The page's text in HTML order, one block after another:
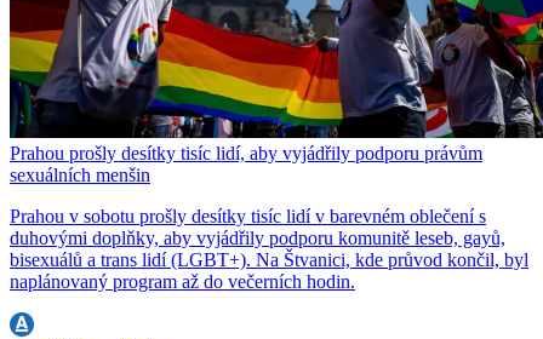
Prahou prošly desítky tisíc lidí, aby vyjádřily podporu právům
sexuálních menšin
Prahou v sobotu prošly desítky tisíc lidí v barevném oblečení s
duhovými doplňky, aby vyjádřily podporu komunitě leseb, gayů,
bisexuálů a trans lidí (LGBT+). Na Štvanici, kde průvod končil, byl
naplánovaný program až do večerních hodin.